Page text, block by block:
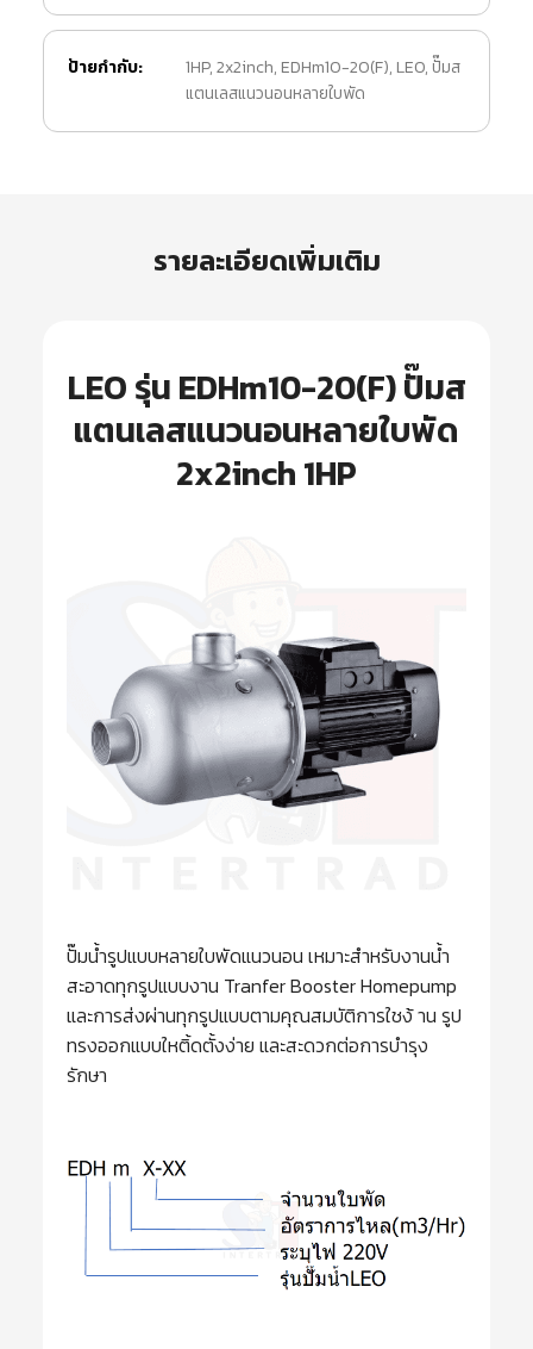
ป้ายกำกับ: 1HP,2x2inch, EDHm10-20(F), LEO, ปั๊มส
แตนเลสแนวนอนหลายใบพัด
รายละเอียดเพิ่มเติม
LEO รุ่น EDHm10-20(F) ปั๊มส
แตนเลสแนวนอนหลายใบพัด
2x2inch 1HP
ปั๊มนํ้ารูปแบบหลายใบพัดแนวนอน เหมาะสำหรับงานน้ำ
สะอาดทุกรูปแบบงาน Tranfer Booster Homepump
และการส่งผ่านทุกรูปแบบตามคุณสมบัติการใชง้ าน รูป
ทรงออกแบบใหติ้ดตั้งง่าย และสะดวกต่อการบำรุง
รักษา